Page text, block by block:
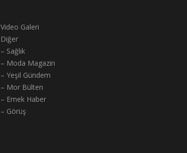
Video Galeri
Diğer
– Sağlık
– Moda Magazin
– Yeşil Gündem
– Mor Bülten
– Emek Haber
– Görüş